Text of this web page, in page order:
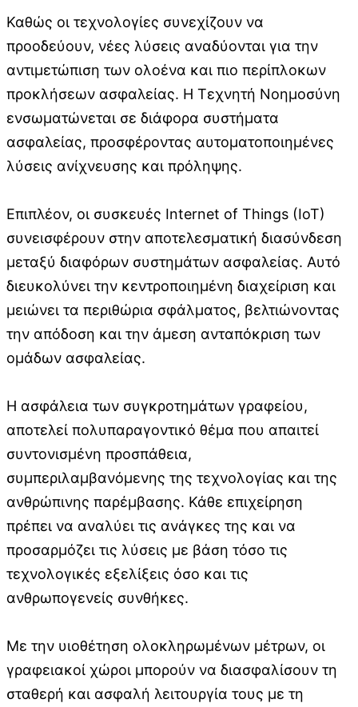
Καθώς οι τεχνολογίες συνεχίζουν να
προοδεύουν, νέες λύσεις αναδύονται για την
αντιμετώπιση των ολοένα και πιο περίπλοκων
προκλήσεων ασφαλείας. Η Τεχνητή Νοημοσύνη
ενσωματώνεται σε διάφορα συστήματα
ασφαλείας, προσφέροντας αυτοματοποιημένες
λύσεις ανίχνευσης και πρόληψης.
Επιπλέον, οι συσκευές Internet of Things (IoT)
συνεισφέρουν στην αποτελεσματική διασύνδεση
μεταξύ διαφόρων συστημάτων ασφαλείας. Αυτό
διευκολύνει την κεντροποιημένη διαχείριση και
μειώνει τα περιθώρια σφάλματος, βελτιώνοντας
την απόδοση και την άμεση ανταπόκριση των
ομάδων ασφαλείας.
Η ασφάλεια των συγκροτημάτων γραφείου,
αποτελεί πολυπαραγοντικό θέμα που απαιτεί
συντονισμένη προσπάθεια,
συμπεριλαμβανόμενης της τεχνολογίας και της
ανθρώπινης παρέμβασης. Κάθε επιχείρηση
πρέπει να αναλύει τις ανάγκες της και να
προσαρμόζει τις λύσεις με βάση τόσο τις
τεχνολογικές εξελίξεις όσο και τις
ανθρωπογενείς συνθήκες.
Με την υιοθέτηση ολοκληρωμένων μέτρων, οι
γραφειακοί χώροι μπορούν να διασφαλίσουν τη
σταθερή και ασφαλή λειτουργία τους με τη